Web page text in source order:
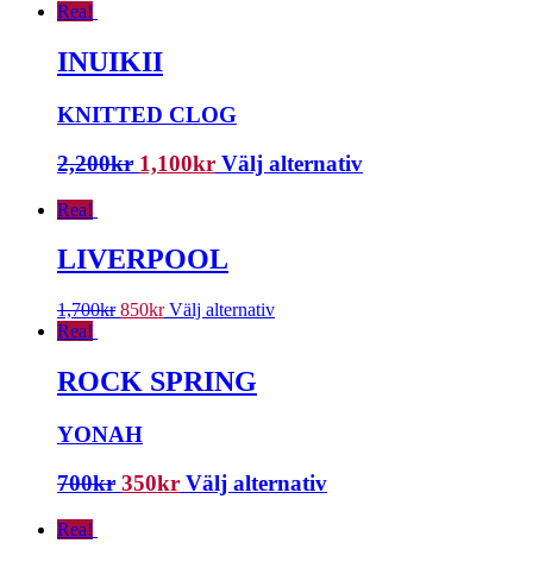
Rea!
INUIKII
KNITTED CLOG
2,200kr 1,100kr Välj alternativ
Rea!
LIVERPOOL
1,700kr 850kr Välj alternativ
Rea!
ROCK SPRING
YONAH
700kr 350kr Välj alternativ
Rea!